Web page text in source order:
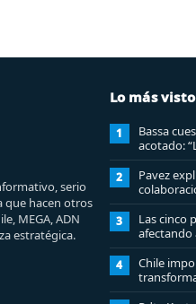
serio
que hacen otros
MEGA, ADN
estratégica.
Lo más
1
Bassa
acotado:
2
Pavez
pertinente
3
Las cinco
afectando
4
Chile